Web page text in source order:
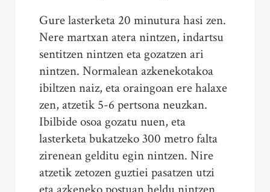
Gure lasterketa 20 minutura hasi zen.
Nere martxan atera nintzen, indartsu
sentitzen nintzen eta gozatzen ari
nintzen. Normalean azkenekotakoa
ibiltzen naiz, eta oraingoan ere halaxe
zen, atzetik 5-6 pertsona neuzkan.
Ibilbide osoa gozatu nuen, eta
lasterketa bukatzeko 300 metro falta
zirenean gelditu egin nintzen. Nire
atzetik zetozen guztiei pasatzen utzi